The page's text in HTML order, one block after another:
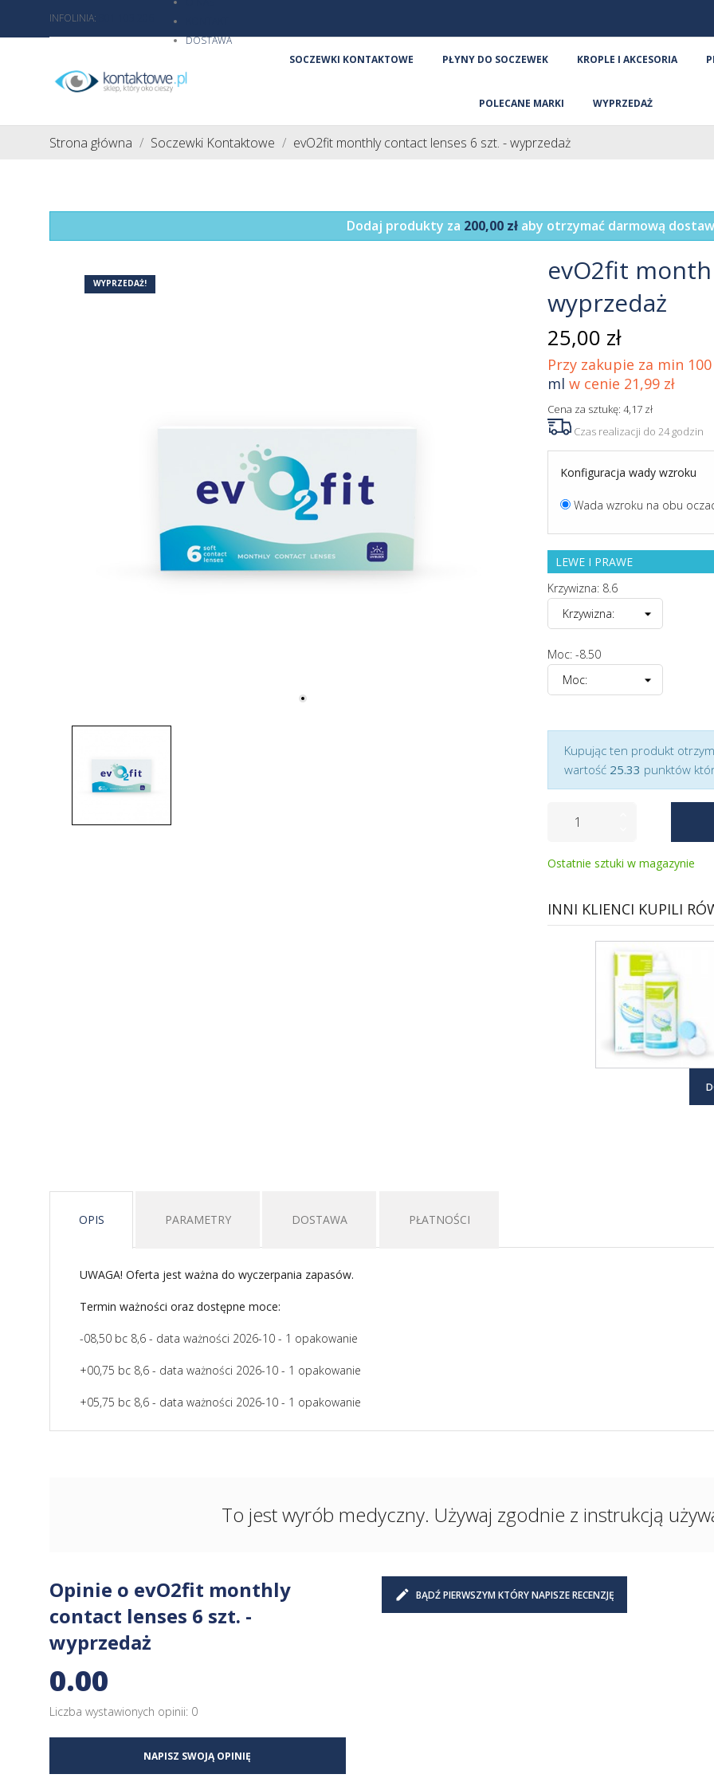
INFOLINIA:
DOSTAWA
SOCZEWKI KONTAKTOWE
PŁYNY DO SOCZEWEK KROPLE I AKCESORIA
POLECANE MARKI WYPRZEDAŻ
Strona główna Soczewki Kontaktowe evO2fit monthly contact lenses 6 szt. - wyprzedaż
Dodaj produkty za 200,00 złaby otrzymać darmową
WYPRZEDAŻ!
evO2fit
wyprzedaż
25,00 zł
Przy zakupie za min
ml w cenie 21,99 zł
Cena za sztukę: 4,17 zł
Czas realizacji do 24 godzin
Konfiguracja wady wzroku
Wada wzroku na obu
LEWE I PRAWE
Krzywizna: 8.6
Moc: -8.50
Kupując ten produkt
wartość 25.33 punktów
Ostatnie sztuki w magazynie
INNI KLIENCI KUPILI
OPIS PARAMETRY DOSTAWA PŁATNOŚCI
UWAGA! Oferta jest ważna do wyczerpania zapasów.
Termin ważności oraz dostępne moce:
-08,50 bc 8,6 - data ważności 2026-10 - 1 opakowanie
+00,75 bc 8,6 - data ważności 2026-10 - 1 opakowanie
+05,75 bc 8,6 - data ważności 2026-10 - 1 opakowanie
To jest wyrób medyczny. Używaj zgodnie z instrukcją
Opinie o evO2fit monthly
contact lenses 6 szt. -
wyprzedaż
0.00
Liczba wystawionych opinii: 0
NAPISZ SWOJĄ OPINIĘ
BĄDŹ PIERWSZYM KTÓRY NAPISZE RECENZJĘ